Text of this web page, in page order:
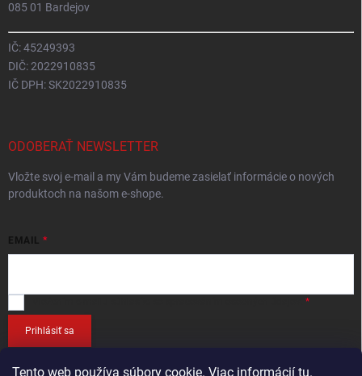
Tento web používa súbory cookie. Viac informácií tu.
085 01 Bardejov
IČ: 45249393
DIČ: 2022910835
IČ DPH: SK2022910835
ODOBERAŤ NEWSLETTER
Vložte svoj e-mail a my Vám budeme zasielať informácie o nových
produktoch na našom e-shope.
EMAIL
Prihlásiť sa